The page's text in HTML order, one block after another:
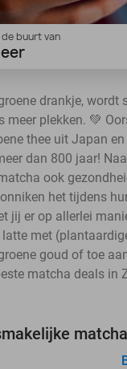
buurt van
drankje, wordt
meer plekken. 💚
thee uit Japan
dan 800 jaar!
ook
het tijdens
jij er op allerlei
met
goud of toe
matcha deals in